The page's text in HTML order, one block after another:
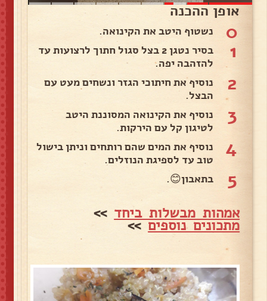
אופן ההכנה
0 נשטוף היטב את הקינואה.
1
בסיר נטגן 2 בצל סגול חתוך לרצועות עד
להזהבה יפה.
2
נוסיף את חיתוכי הגזר ונשחים מעט עם
הבצל.
3
נוסיף את הקינואה המסוננת היטב
לטיגון קל עם הירקות.
4
נוסיף את המים שהם רותחים וניתן בישול
טוב עד לספיגת הנוזלים.
5 בתאבון😊.
אמהות מבשלות ביחד >>
מתכונים נוספים>>